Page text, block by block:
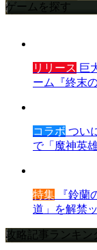
ゲームを探す
リリース 巨
ーム『終末
コラボ つい
で「魔神英
特集 『鈴蘭
道」を解禁
攻略記事ランキン